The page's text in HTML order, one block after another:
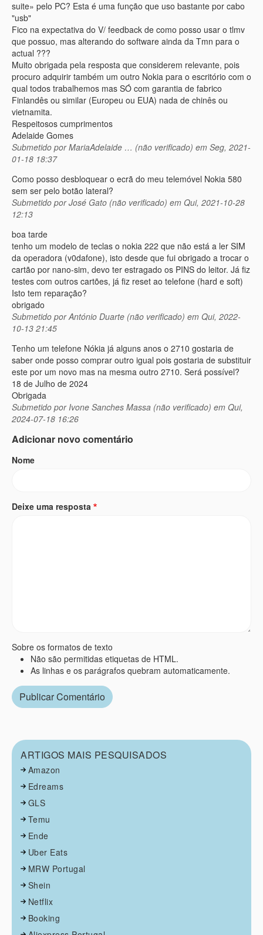
suite» pelo PC? Esta é uma função que uso bastante por cabo
"usb"
Fico na expectativa do V/ feedback de como posso usar o tlmv
que possuo, mas alterando do software ainda da Tmn para o
actual ???
Muito obrigada pela resposta que considerem relevante, pois
procuro adquirir também um outro Nokia para o escritório com o
qual todos trabalhemos mas SÓ com garantia de fabrico
Finlandês ou similar (Europeu ou EUA) nada de chinês ou
vietnamita.
Respeitosos cumprimentos
Adelaide Gomes
Submetido porMariaAdelaide … (não verificado) em Seg, 2021-
01-18 18:37
Como posso desbloquear o ecrã do meu telemóvel Nokia 580
sem ser pelo botão lateral?
Submetido porJosé Gato (não verificado) em Qui, 2021-10-28
12:13
boa tarde
tenho um modelo de teclas o nokia 222 que não está a ler SIM
da operadora (v0dafone), isto desde que fui obrigado a trocar o
cartão por nano-sim, devo ter estragado os PINS do leitor. Já fiz
testes com outros cartões, já fiz reset ao telefone (hard e soft)
Isto tem reparação?
obrigado
Submetido porAntónio Duarte (não verificado) em Qui, 2022-
10-13 21:45
Tenho um telefone Nókia já alguns anos o 2710 gostaria de
saber onde posso comprar outro igual pois gostaria de substituir
este por um novo mas na mesma outro 2710. Será possível?
18 de Julho de 2024
Obrigada
Submetido porIvone Sanches Massa (não verificado) em Qui,
2024-07-18 16:26
Adicionar novo comentário
Nome
Deixe uma resposta
Sobre os formatos de texto
Não são permitidas etiquetas de HTML.
As linhas e os parágrafos quebram automaticamente.
ARTIGOS MAIS PESQUISADOS
Amazon
Edreams
GLS
Temu
Ende
Uber Eats
MRW Portugal
Shein
Netflix
Booking